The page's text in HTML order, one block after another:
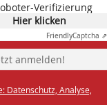
Verifizierung
Hier klicken
FriendlyCaptcha ⇗
anmelden!
Datenschutz, Analyse,